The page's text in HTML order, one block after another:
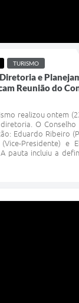
TURISMO
e
Reunião do
realizou ontem
O Conselho
Eduardo Ribeiro
Presidente) e
pauta incluiu a